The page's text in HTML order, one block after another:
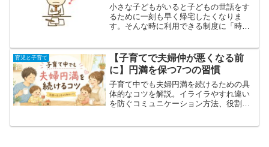
小さな子どもがいると子どもの世話をす
るために一刻も早く帰宅したくなりま
す。そんな時に利用できる制度に「時間
がどういう制度なのか、どんなメリット
があるのかを紹介します。
育児と子育て
【子育てで夫婦仲が悪くなる前
に】円満を保つ7つの習慣
子育て中でも夫婦円満を続けるための具
体的なコツを解説。イライラやすれ違い
を防ぐコミュニケーション方法、役割分